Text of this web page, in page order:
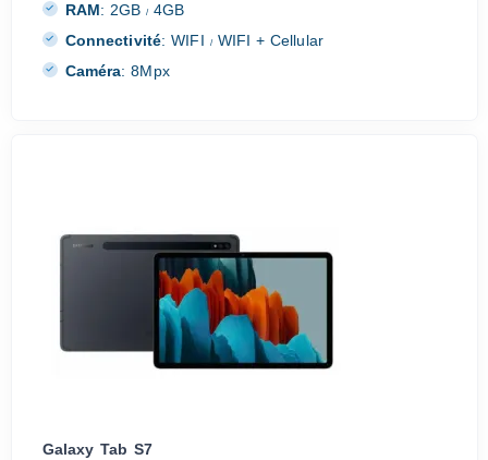
RAM: 2GB/ 4GB
Connectivité: WIFI /WIFI + Cellular
Caméra: 8Mpx
Galaxy Tab S7